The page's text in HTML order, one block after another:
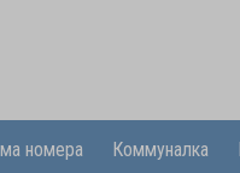
номера Коммуналка